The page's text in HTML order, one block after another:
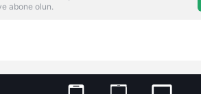
abone olun.